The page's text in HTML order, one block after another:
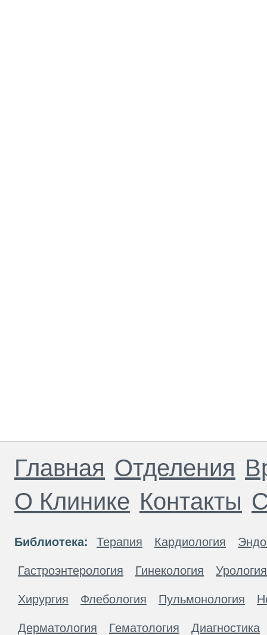
Главная Отделения
О Клинике Контакты
Библиотека: Терапия Кардиология
Гастроэнтерология Гинекология Урология
Хирургия Флебология Пульмонология
Дерматология Гематология Диагностика